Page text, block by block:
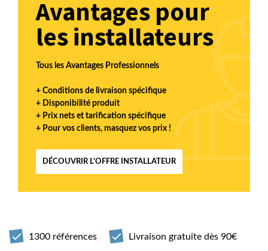
Avantages pour
les installateurs
Tous les Avantages Professionnels
+ Conditions de livraison spécifique
+ Disponibilité produit
+ Prix nets et tarification spécifique
+ Pour vos clients, masquez vos prix !
DÉCOUVRIR L'OFFRE INSTALLATEUR
1300 références Livraison gratuite dès 90€